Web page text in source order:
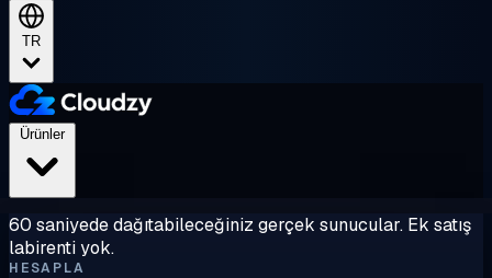
TR
Ürünler
60 saniyede dağıtabileceğiniz gerçek sunucular. Ek satış
labirenti yok.
HESAPLA